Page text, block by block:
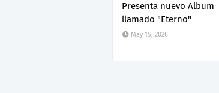
Presenta nuevo Album
llamado "Eterno"
May 15, 2026